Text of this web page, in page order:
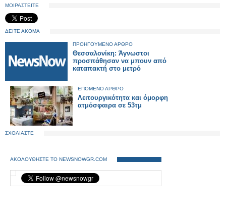
ΜΟΙΡΑΣΤΕΙΤΕ
ΔΕΙΤΕ ΑΚΟΜΑ
ΠΡΟΗΓΟΥΜΕΝΟ ΑΡΘΡΟ
Θεσσαλονίκη: Άγνωστοι
προσπάθησαν να μπουν από
καταπακτή στο μετρό
ΕΠΟΜΕΝΟ ΑΡΘΡΟ
Λειτουργικότητα και όμορφη
ατμόσφαιρα σε 53τμ
ΣΧΟΛΙΑΣΤΕ
ΑΚΟΛΟΥΘΗΣΤΕ ΤΟ NEWSNOWGR.COM